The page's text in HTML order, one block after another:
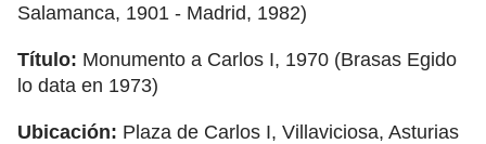
Salamanca, 1901 - Madrid, 1982)
Título: Monumento a Carlos I, 1970 (Brasas Egido
lo data en 1973)
Ubicación: Plaza de Carlos I, Villaviciosa, Asturias